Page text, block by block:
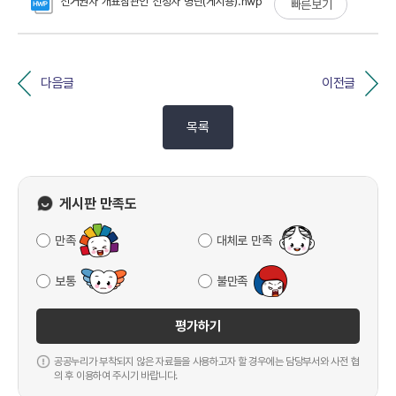
빠른보기
다음글 이전글
목록
게시판 만족도
만족 대체로 만족
보통 불만족
평가하기
공공누리가 부착되지 않은 자료들을 사용하고자 할 경우에는 담당부서와 사전 협
의 후 이용하여 주시기 바랍니다.